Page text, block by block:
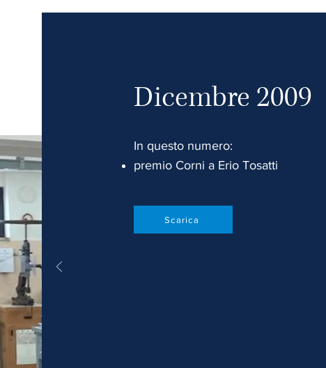
Dicembre 2009
In questo numero:
premio Corni a Erio Tosatti
Scarica